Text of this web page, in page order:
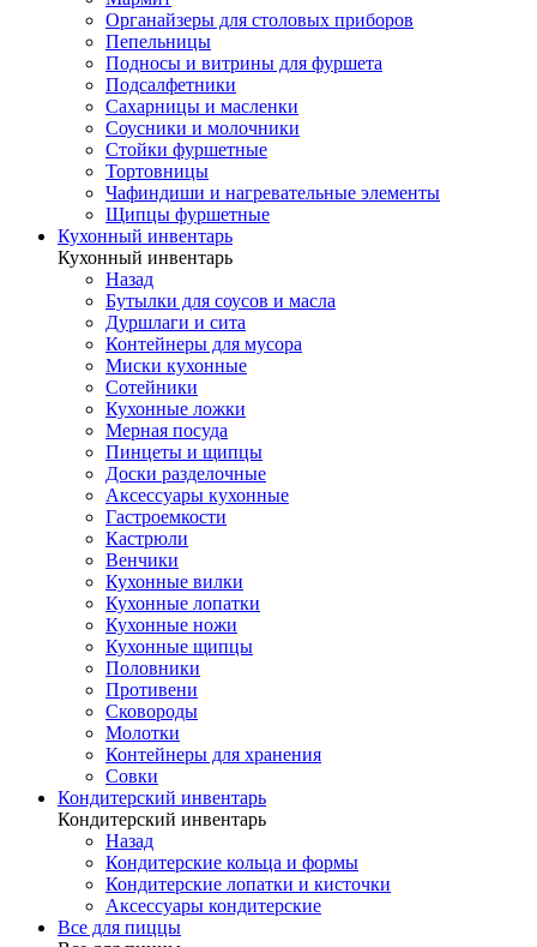
Органайзеры для столовых приборов
Пепельницы
Подносы и витрины для фуршета
Подсалфетники
Сахарницы и масленки
Соусники и молочники
Стойки фуршетные
Тортовницы
Чафиндиши и нагревательные элементы
Щипцы фуршетные
Кухонный инвентарь
Кухонный инвентарь
Назад
Бутылки для соусов и масла
Дуршлаги и сита
Контейнеры для мусора
Миски кухонные
Сотейники
Кухонные ложки
Мерная посуда
Пинцеты и щипцы
Доски разделочные
Аксессуары кухонные
Гастроемкости
Кастрюли
Венчики
Кухонные вилки
Кухонные лопатки
Кухонные ножи
Кухонные щипцы
Половники
Противени
Сковороды
Молотки
Контейнеры для хранения
Совки
Кондитерский инвентарь
Кондитерский инвентарь
Назад
Кондитерские кольца и формы
Кондитерские лопатки и кисточки
Аксессуары кондитерские
Все для пиццы